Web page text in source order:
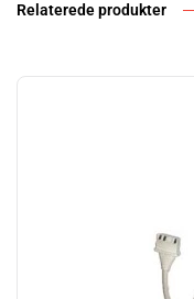
Relaterede produkter